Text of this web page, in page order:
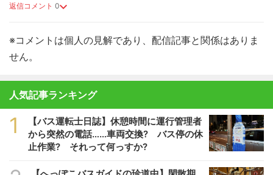
返信コメント 0
※コメントは個人の見解であり、配信記事と関係はありま
せん。
人気記事ランキング
1
【バス運転士日誌】休憩時間に運行管理者
から突然の電話……車両交換? バス停の休
止作業? それって何っすか?